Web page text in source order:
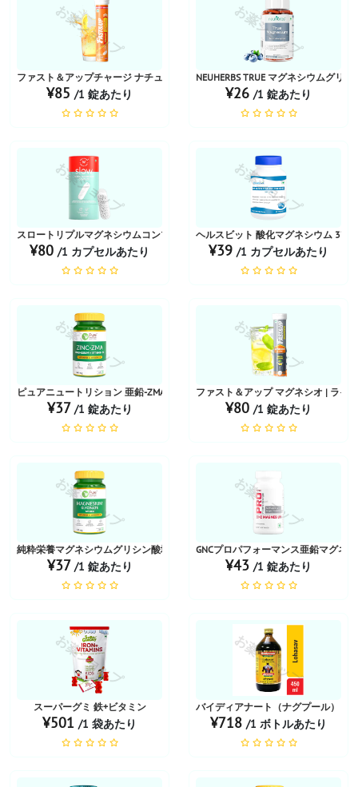
お薬ショップ
ファスト＆アップチャージ ナチュラルビタミンC | オレンジ風味
¥85 /1 錠あたり
お薬ショップ
NEUHERBS TRUE マグネシウムグリ
¥26 /1 錠あたり
お薬ショップ
スロートリプルマグネシウムコンプレックス
¥80 /1 カプセルあたり
お薬ショップ
ヘルスビット 酸化マグネシウム
¥39 /1 カプセルあたり
お薬ショップ
ピュアニュートリション 亜鉛-ZMA 800mg
¥37 /1 錠あたり
お薬ショップ
ファスト＆アップ マグネシオ | ライ
¥80 /1 錠あたり
お薬ショップ
純粋栄養マグネシウムグリシン酸塩（亜鉛350mg配合）
¥37 /1 錠あたり
お薬ショップ
GNCプロパフォーマンス亜鉛マグネ
¥43 /1 錠あたり
お薬ショップ
スーパーグミ 鉄+ビタミン
¥501 /1 袋あたり
お薬ショップ
バイディアナート（ナグプール）ロ
¥718 /1 ボトルあたり